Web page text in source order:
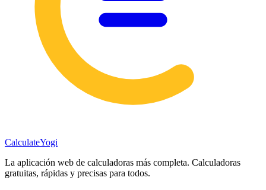
CalculateYogi
La aplicación web de calculadoras más completa. Calculadoras
gratuitas, rápidas y precisas para todos.